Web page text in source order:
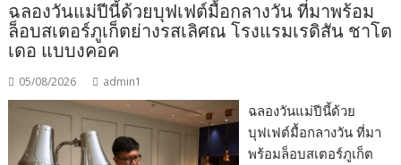
ฉลองวันแม่ปีนี้ด้วยบุฟเฟต์มื้อกลางวัน ที่มาพร้อม
ล็อบสเตอร์ภูเก็ตย่างรสเลิศณ โรงแรมเรดิสัน ชาโต
เดอ แบบงคอค
05/08/2026 admin1
ฉลองวันแม่ปีนี้ด้วย
บุฟเฟต์มื้อกลางวัน ที่มา
พร้อมล็อบสเตอร์ภูเก็ต